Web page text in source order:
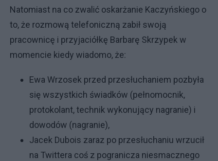
Natomiast na co zwalić oskarżanie Kaczyńskiego o
to, że rozmową telefoniczną zabił swoją
pracownicę i przyjaciółkę Barbarę Skrzypek w
momencie kiedy wiadomo, że:
Ewa Wrzosek przed przesłuchaniem pozbyła
się wszystkich świadków (pełnomocnik,
protokolant, technik wykonujący nagranie) i
dowodów (nagranie),
Jacek Dubois zaraz po przesłuchaniu wrzucił
na Twittera coś z pogranicza niesmacznego